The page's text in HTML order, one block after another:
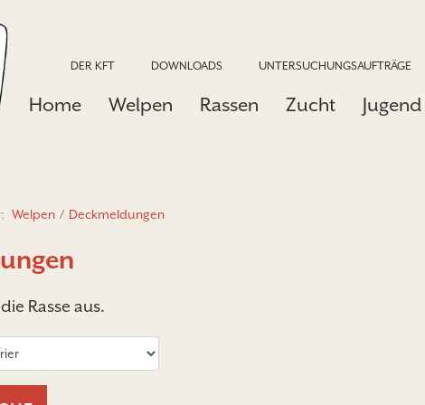
DER KFT DOWNLOADS UNTERSUCHUNGSAUFTRÄGE
Home Welpen Rassen Zucht Jugend
Welpen / Deckmeldungen
Rasse aus.